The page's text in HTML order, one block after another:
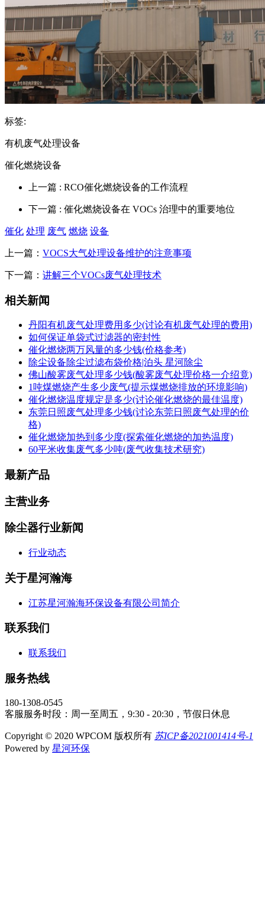
标签:
有机废气处理设备
催化燃烧设备
上一篇 : RCO催化燃烧设备的工作流程
下一篇 : 催化燃烧设备在 VOCs 治理中的重要地位
催化 处理 废气 燃烧 设备
上一篇： VOCS大气处理设备维护的注意事项
下一篇： 讲解三个VOCs废气处理技术
相关新闻
丹阳有机废气处理费用多少(讨论有机废气处理的费用)
如何保证单袋式过滤器的密封性
催化燃烧两万风量的多少钱(价格参考)
除尘设备除尘过滤布袋价格|泊头 星河除尘
佛山酸雾废气处理多少钱(酸雾废气处理价格一介绍竟)
1吨煤燃烧产生多少废气(提示煤燃烧排放的环境影响)
催化燃烧温度规定是多少(讨论催化燃烧的最佳温度)
东莞日照废气处理多少钱(讨论东莞日照废气处理的价
格)
催化燃烧加热到多少度(探索催化燃烧的加热温度)
60平米收集废气多少吨(废气收集技术研究)
最新产品
主营业务
除尘器行业新闻
行业动态
关于星河瀚海
江苏星河瀚海环保设备有限公司简介
联系我们
联系我们
服务热线
180-1308-0545
客服服务时段：周一至周五，9:30 - 20:30，节假日休息
Copyright © 2020 WPCOM 版权所有 苏ICP备2021001414号-1
Powered by 星河环保